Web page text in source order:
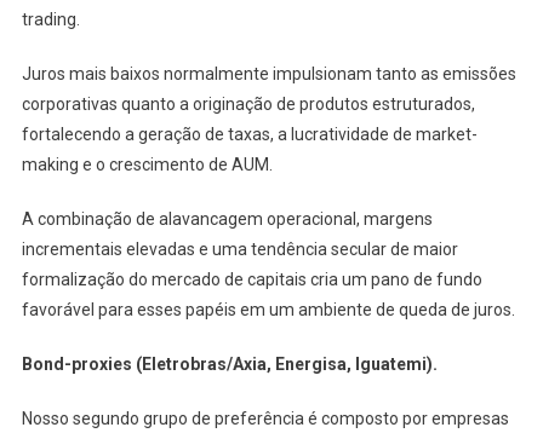
trading.
Juros mais baixos normalmente impulsionam tanto as emissões
corporativas quanto a originação de produtos estruturados,
fortalecendo a geração de taxas, a lucratividade de market-
making e o crescimento de AUM.
A combinação de alavancagem operacional, margens
incrementais elevadas e uma tendência secular de maior
formalização do mercado de capitais cria um pano de fundo
favorável para esses papéis em um ambiente de queda de juros.
Bond-proxies (Eletrobras/Axia, Energisa, Iguatemi).
Nosso segundo grupo de preferência é composto por empresas